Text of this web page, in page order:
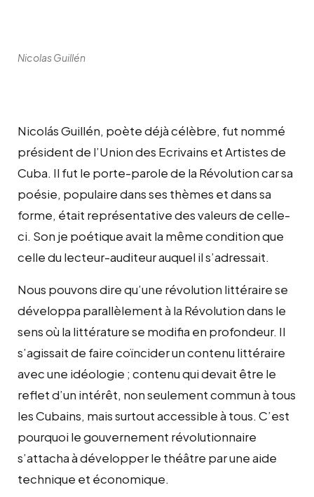
Nicolas Guillén
Nicolás Guillén, poète déjà célèbre, fut nommé
président de l’Union des Ecrivains et Artistes de
Cuba. Il fut le porte-parole de la Révolution car sa
poésie, populaire dans ses thèmes et dans sa
forme, était représentative des valeurs de celle-
ci. Son je poétique avait la même condition que
celle du lecteur-auditeur auquel il s’adressait.
Nous pouvons dire qu’une révolution littéraire se
développa parallèlement à la Révolution dans le
sens où la littérature se modifia en profondeur. Il
s’agissait de faire coïncider un contenu littéraire
avec une idéologie ; contenu qui devait être le
reflet d’un intérêt, non seulement commun à tous
les Cubains, mais surtout accessible à tous. C’est
pourquoi le gouvernement révolutionnaire
s’attacha à développer le théâtre par une aide
technique et économique.